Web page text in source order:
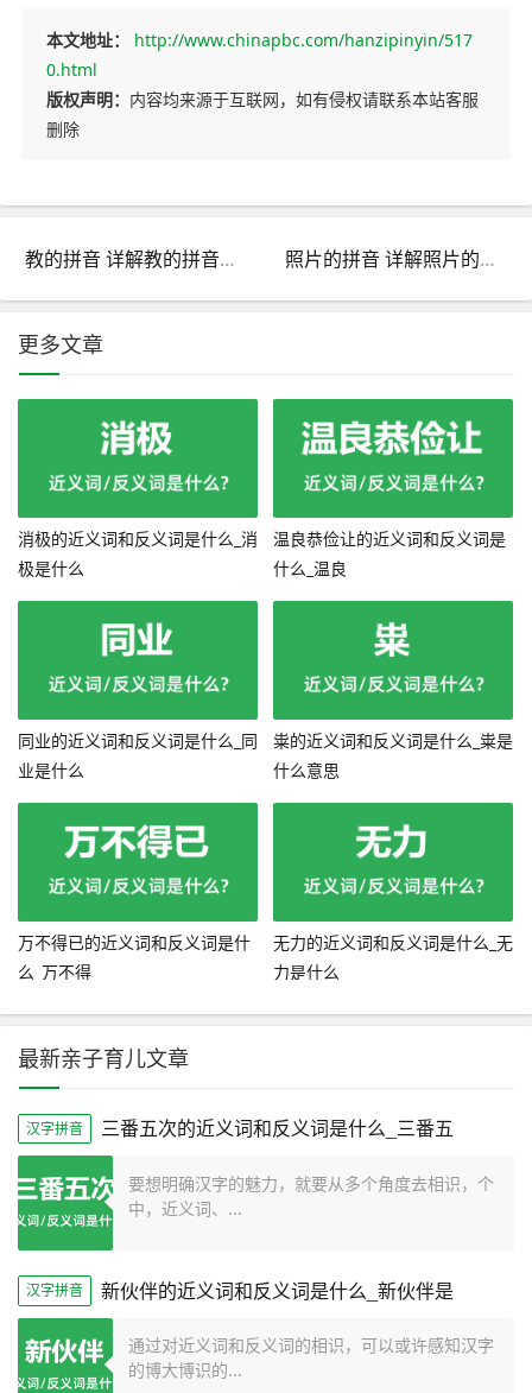
本文地址：
http://www.chinapbc.com/hanzipinyin/517
0.html
版权声明： 内容均来源于互联网，如有侵权请联系本站客服
删除
教的拼音 详解教的拼音怎么写和请教的教的拼音！ 照片的拼音 详解照片的拼音怎么写和拍照片的拼音！
更多文章
消极的近义词和反义词是什么_消
极是什么
温良恭俭让的近义词和反义词是
什么_温良
同业的近义词和反义词是什么_同
业是什么
粜的近义词和反义词是什么_粜是
什么意思
万不得已的近义词和反义词是什
么_万不得
无力的近义词和反义词是什么_无
力是什么
最新亲子育儿文章
汉字拼音 三番五次的近义词和反义词是什么_三番五
要想明确汉字的魅力，就要从多个角度去相识，个
中，近义词、...
汉字拼音 新伙伴的近义词和反义词是什么_新伙伴是
通过对近义词和反义词的相识，可以或许感知汉字
的博大博识的...